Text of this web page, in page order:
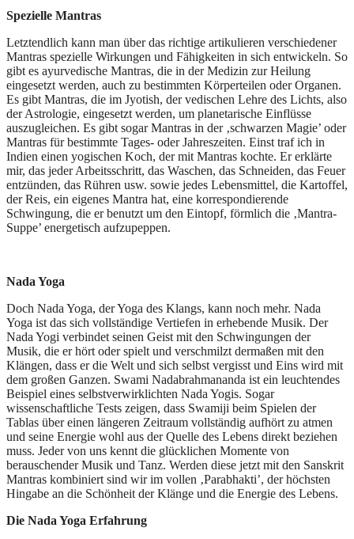
Spezielle Mantras
Letztendlich kann man über das richtige artikulieren verschiedener
Mantras spezielle Wirkungen und Fähigkeiten in sich entwickeln. So
gibt es ayurvedische Mantras, die in der Medizin zur Heilung
eingesetzt werden, auch zu bestimmten Körperteilen oder Organen.
Es gibt Mantras, die im Jyotish, der vedischen Lehre des Lichts, also
der Astrologie, eingesetzt werden, um planetarische Einflüsse
auszugleichen. Es gibt sogar Mantras in der ‚schwarzen Magie’ oder
Mantras für bestimmte Tages- oder Jahreszeiten. Einst traf ich in
Indien einen yogischen Koch, der mit Mantras kochte. Er erklärte
mir, das jeder Arbeitsschritt, das Waschen, das Schneiden, das Feuer
entzünden, das Rühren usw. sowie jedes Lebensmittel, die Kartoffel,
der Reis, ein eigenes Mantra hat, eine korrespondierende
Schwingung, die er benutzt um den Eintopf, förmlich die ‚Mantra-
Suppe’ energetisch aufzupeppen.
Nada Yoga
Doch Nada Yoga, der Yoga des Klangs, kann noch mehr. Nada
Yoga ist das sich vollständige Vertiefen in erhebende Musik. Der
Nada Yogi verbindet seinen Geist mit den Schwingungen der
Musik, die er hört oder spielt und verschmilzt dermaßen mit den
Klängen, dass er die Welt und sich selbst vergisst und Eins wird mit
dem großen Ganzen. Swami Nadabrahmananda ist ein leuchtendes
Beispiel eines selbstverwirklichten Nada Yogis. Sogar
wissenschaftliche Tests zeigen, dass Swamiji beim Spielen der
Tablas über einen längeren Zeitraum vollständig aufhört zu atmen
und seine Energie wohl aus der Quelle des Lebens direkt beziehen
muss. Jeder von uns kennt die glücklichen Momente von
berauschender Musik und Tanz. Werden diese jetzt mit den Sanskrit
Mantras kombiniert sind wir im vollen ‚Parabhakti’, der höchsten
Hingabe an die Schönheit der Klänge und die Energie des Lebens.
Die Nada Yoga Erfahrung